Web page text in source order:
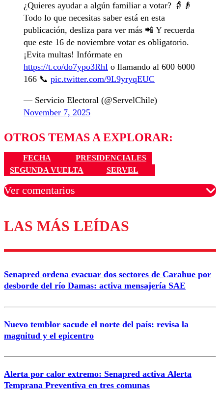
¿Quieres ayudar a algún familiar a votar? 👵👴
Todo lo que necesitas saber está en esta
publicación, desliza para ver más 📲 Y recuerda
que este 16 de noviembre votar es obligatorio.
¡Evita multas! Infórmate en
https://t.co/do7ypo3RhI o llamando al 600 6000
166 📞 pic.twitter.com/9L9yryqEUC
— Servicio Electoral (@ServelChile)
November 7, 2025
OTROS TEMAS A EXPLORAR:
FECHA
PRESIDENCIALES
SEGUNDA VUELTA
SERVEL
Ver comentarios
Los comentarios son moderados para garantizar un
diálogo respetuoso.
Correo
LAS MÁS LEÍDAS
Senapred ordena evacuar dos sectores de Carahue por
desborde del río Damas: activa mensajería SAE
Nuevo temblor sacude el norte del país: revisa la
magnitud y el epicentro
Alerta por calor extremo: Senapred activa Alerta
Temprana Preventiva en tres comunas